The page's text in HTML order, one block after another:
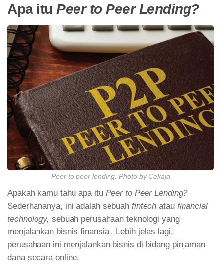
Apa itu Peer to Peer Lending?
Peer to peer lending. Photo by Cekaja
Apakah kamu tahu apa itu Peer to Peer Lending?
Sederhananya, ini adalah sebuah fintech atau financial
technology, sebuah perusahaan teknologi yang
menjalankan bisnis finansial. Lebih jelas lagi,
perusahaan ini menjalankan bisnis di bidang pinjaman
dana secara online.